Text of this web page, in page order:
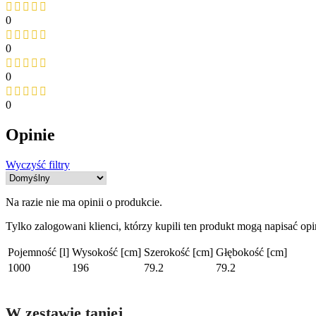
0
0
0
0
Opinie
Wyczyść filtry
Na razie nie ma opinii o produkcie.
Tylko zalogowani klienci, którzy kupili ten produkt mogą napisać
Pojemność [l] Wysokość [cm] Szerokość [cm] Głębokość [cm]
1000
196 79.2 79.2